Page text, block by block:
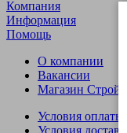
Компания
Информация
Помощь
О компании
Вакансии
Магазин
Условия оплаты
Условия доставки